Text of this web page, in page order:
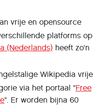
vrije en opensource
platforms op
(Nederlands) heeft zo'n
Wikipedia vrije
via het portaal "Free
". Er worden bijna 60